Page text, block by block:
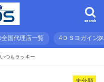
search
全国代理店一覧 4ＤＳヨガイン
つもラッキー